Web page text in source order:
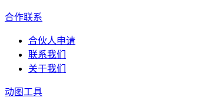
合作联系
合伙人申请
联系我们
关于我们
动图工具